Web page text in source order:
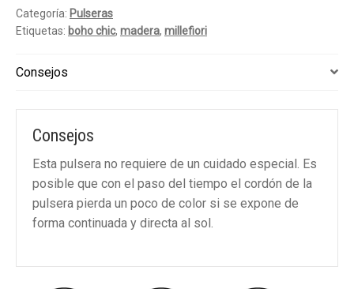
Categoría: Pulseras
Etiquetas: boho chic, madera, millefiori
Consejos
Consejos
Esta pulsera no requiere de un cuidado especial. Es
posible que con el paso del tiempo el cordón de la
pulsera pierda un poco de color si se expone de
forma continuada y directa al sol.